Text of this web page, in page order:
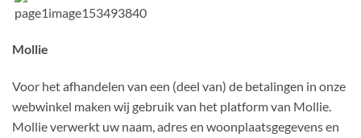
Mollie
Voor het afhandelen van een (deel van) de betalingen in onze
webwinkel maken wij gebruik van het platform van Mollie.
Mollie verwerkt uw naam, adres en woonplaatsgegevens en